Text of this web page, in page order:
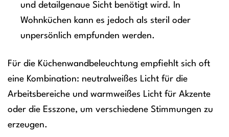
und detailgenaue Sicht benötigt wird. In
Wohnküchen kann es jedoch als steril oder
unpersönlich empfunden werden.
Für die Küchenwandbeleuchtung empfiehlt sich oft
eine Kombination: neutralweißes Licht für die
Arbeitsbereiche und warmweißes Licht für Akzente
oder die Esszone, um verschiedene Stimmungen zu
erzeugen.